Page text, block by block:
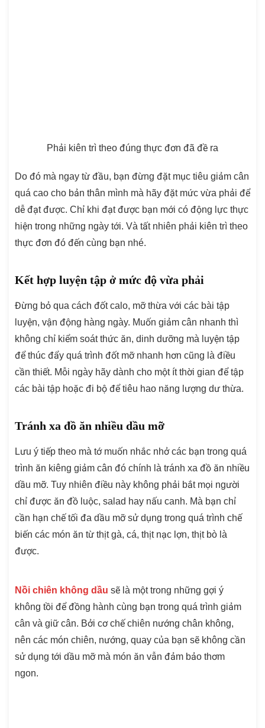
Phải kiên trì theo đúng thực đơn đã đề ra
Do đó mà ngay từ đầu, bạn đừng đặt mục tiêu giảm cân
quá cao cho bản thân mình mà hãy đặt mức vừa phải để
dễ đạt được. Chỉ khi đạt được bạn mới có động lực thực
hiện trong những ngày tới. Và tất nhiên phải kiên trì theo
thực đơn đó đến cùng bạn nhé.
Kết hợp luyện tập ở mức độ vừa phải
Đừng bỏ qua cách đốt calo, mỡ thừa với các bài tập
luyện, vận động hàng ngày. Muốn giảm cân nhanh thì
không chỉ kiểm soát thức ăn, dinh dưỡng mà luyện tập
để thúc đẩy quá trình đốt mỡ nhanh hơn cũng là điều
cần thiết. Mỗi ngày hãy dành cho một ít thời gian để tập
các bài tập hoặc đi bộ để tiêu hao năng lượng dư thừa.
Tránh xa đồ ăn nhiều dầu mỡ
Lưu ý tiếp theo mà tớ muốn nhắc nhở các bạn trong quá
trình ăn kiêng giảm cân đó chính là tránh xa đồ ăn nhiều
dầu mỡ. Tuy nhiên điều này không phải bắt mọi người
chỉ được ăn đồ luộc, salad hay nấu canh. Mà bạn chỉ
cần hạn chế tối đa dầu mỡ sử dụng trong quá trình chế
biến các món ăn từ thịt gà, cá, thịt nạc lợn, thịt bò là
được.
Nồi chiên không dầu sẽ là một trong những gợi ý
không tồi để đồng hành cùng bạn trong quá trình giảm
cân và giữ cân. Bởi cơ chế chiên nướng chân không,
nên các món chiên, nướng, quay của bạn sẽ không cần
sử dụng tới dầu mỡ mà món ăn vẫn đảm bảo thơm
ngon.